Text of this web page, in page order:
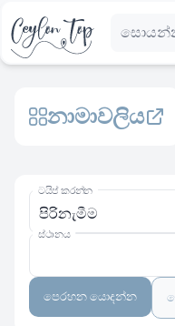
නාමාවලිය
ටයිප් කරන්න
ස්ථානය
පෙරහන යොදන්න